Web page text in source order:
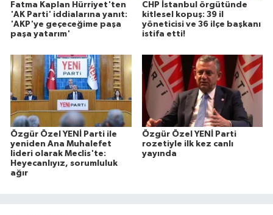
Fatma Kaplan Hürriyet'ten
'AK Parti' iddialarına yanıt:
'AKP'ye geçeceğime paşa
paşa yatarım'
CHP İstanbul örgütünde
kitlesel kopuş: 39 il
yöneticisi ve 36 ilçe başkanı
istifa etti!
Özgür Özel YENİ Parti ile
yeniden Ana Muhalefet
lideri olarak Meclis'te:
Heyecanlıyız, sorumluluk
ağır
Özgür Özel YENİ Parti
rozetiyle ilk kez canlı
yayında